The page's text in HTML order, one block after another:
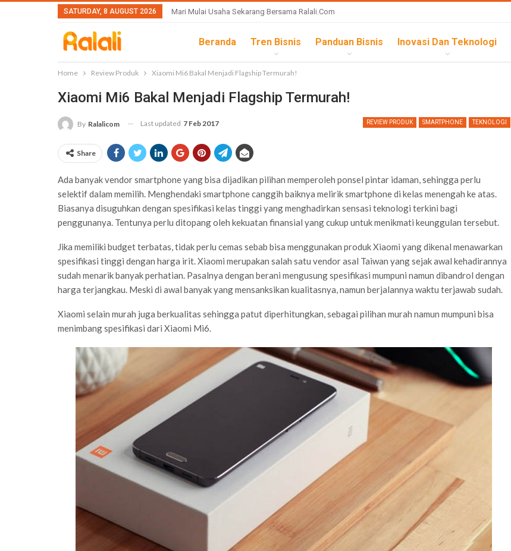
SATURDAY, 8 AUGUST 2026 Mari Mulai Usaha Sekarang Bersama Ralali.com
Beranda Tren Bisnis Panduan Bisnis Inovasi Dan Teknologi
Home Review Produk Xiaomi Mi6 Bakal Menjadi Flagship Termurah!
Xiaomi Mi6 Bakal Menjadi Flagship Termurah!
REVIEW PRODUK SMARTPHONE TEKNOLOGI
By Ralalicom Last updated 7 Feb 2017
Share
Ada banyak vendor smartphone yang bisa dijadikan pilihan memperoleh ponsel pintar idaman, sehingga perlu
selektif dalam memilih. Menghendaki smartphone canggih baiknya melirik smartphone di kelas menengah ke atas.
Biasanya disuguhkan dengan spesifikasi kelas tinggi yang menghadirkan sensasi teknologi terkini bagi
penggunanya. Tentunya perlu ditopang oleh kekuatan finansial yang cukup untuk menikmati keunggulan tersebut.
Jika memiliki budget terbatas, tidak perlu cemas sebab bisa menggunakan produk Xiaomi yang dikenal menawarkan
spesifikasi tinggi dengan harga irit. Xiaomi merupakan salah satu vendor asal Taiwan yang sejak awal kehadirannya
sudah menarik banyak perhatian. Pasalnya dengan berani mengusung spesifikasi mumpuni namun dibandrol dengan
harga terjangkau. Meski di awal banyak yang mensanksikan kualitasnya, namun berjalannya waktu terjawab sudah.
Xiaomi selain murah juga berkualitas sehingga patut diperhitungkan, sebagai pilihan murah namun mumpuni bisa
menimbang spesifikasi dari Xiaomi Mi6.